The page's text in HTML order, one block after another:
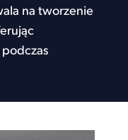
na tworzenie